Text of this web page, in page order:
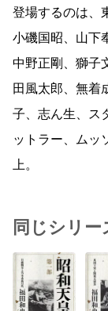
登場するのは、
小磯国昭、山下
中野正剛、獅子
田風太郎、無着
子、志ん生、ス
ットラー、ムッ
上。
同じシリー